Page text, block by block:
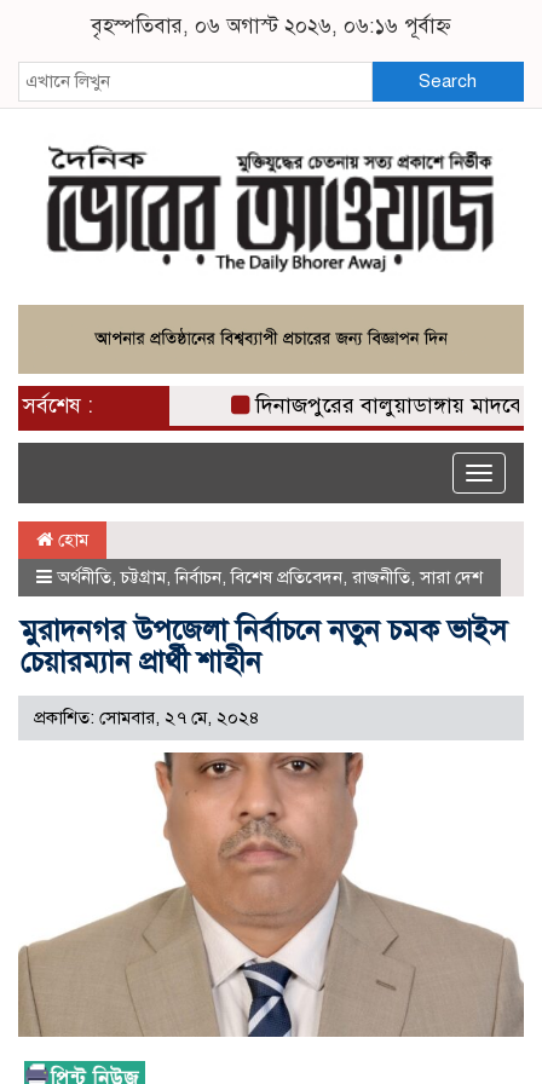
বৃহস্পতিবার, ০৬ অগাস্ট ২০২৬, ০৬:১৬ পূর্বাহ্ন
Search
সর্বশেষ : দিনাজপুরের বালুয়াডাঙ্গায় মাদকের
Toggle
হোম
অর্থনীতি,চট্টগ্রাম,নির্বাচন,বিশেষ প্রতিবেদন, রাজনীতি,সারা দেশ
মুরাদনগর উপজেলা নির্বাচনে নতুন চমক ভাইস
চেয়ারম্যান প্রার্থী শাহীন
প্রকাশিত: সোমবার, ২৭ মে, ২০২৪